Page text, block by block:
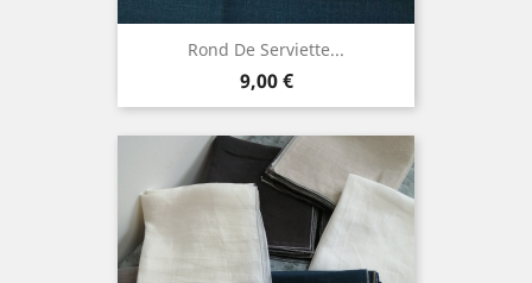
Rond De Serviette...
Prix
9,00 €